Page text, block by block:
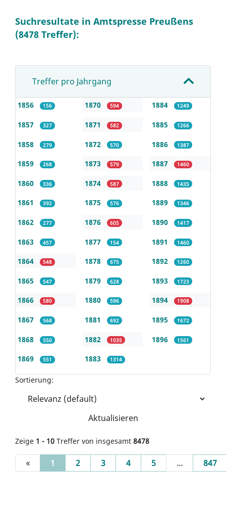
Suchresultate in Amtspresse Preußens
(8478 Treffer):
Treffer pro Jahrgang
1856 156
1857 327
1858 279
1859 268
1860 336
1861 392
1862 277
1863 457
1864 548
1865 547
1866 580
1867 568
1868 550
1869 551
1870 594
1871 582
1872 570
1873 579
1874 587
1875 576
1876 605
1877 154
1878 675
1879 628
1880 596
1881 692
1882 1035
1883 1314
1884 1249
1885 1266
1886 1387
1887 1460
1888 1435
1889 1346
1890 1417
1891 1460
1892 1260
1893 1723
1894 1908
1895 1672
1896 1561
Sortierung:
Aktualisieren
Zeige 1 - 10 Treffer von insgesamt 8478
« 1 (current)
2 3 4 5 ... 847